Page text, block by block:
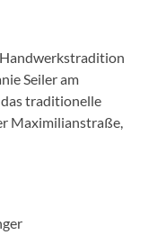
Seiler am
das traditionelle
Maximilianstraße,